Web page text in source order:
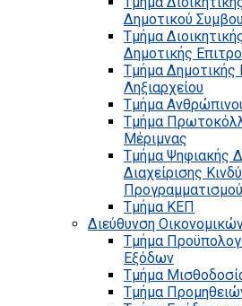
Δημοτικού
Τμήμα
Δημοτικής
Τμήμα
Ληξιαρχείου
Τμήμα
Τμήμα
Μέριμνας
Τμήμα Ψηφιακής
Διαχείρισης
Προγραμματισμού
Τμήμα ΚΕΠ
Διεύθυνση
Τμήμα
Εξόδων
Τμήμα
Τμήμα